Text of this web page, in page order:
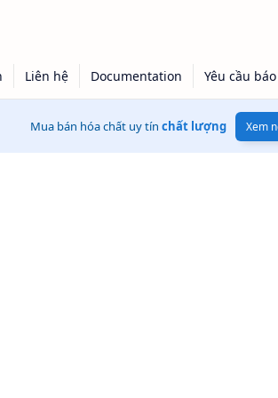
Mua bán hóa chất uy tín chất lượng Xem